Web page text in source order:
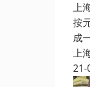
上
按
成
上
21-